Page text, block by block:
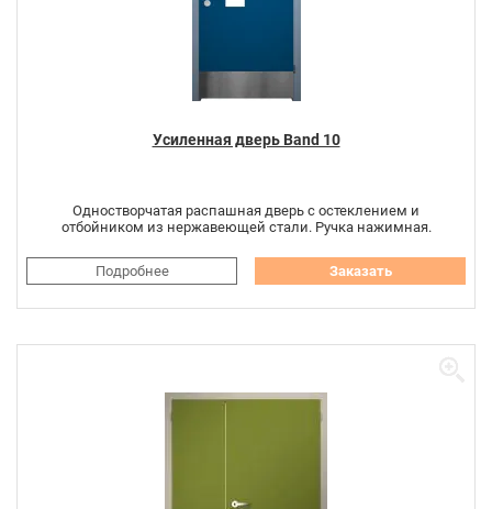
Усиленная дверь Band 10
Одностворчатая распашная дверь с остеклением и
отбойником из нержавеющей стали. Ручка нажимная.
Подробнее Заказать